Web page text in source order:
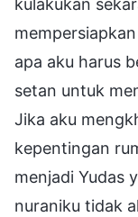
apa aku harus
setan untuk
Jika aku
kepentingan
menjadi Yudas
nuraniku tidak